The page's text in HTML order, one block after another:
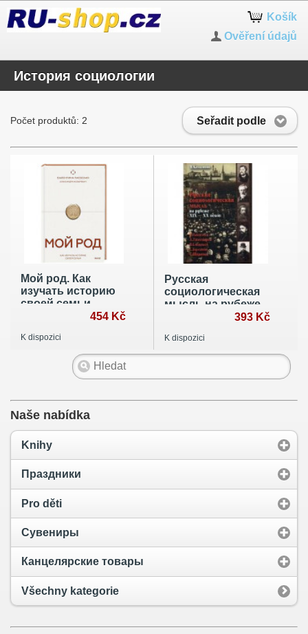
Košík
Ověření údajů
История социологии
Seřadit podle
Počet produktů: 2
Мой род. Как
изучать историю
своей семьи
454 Kč
K dispozici
Русская
социологическая
мысль на рубеже
XIX-XX веков393 Kč
K dispozici
Naše nabídka
Knihy
Праздники
Pro děti
Сувениры
Канцелярские товары
Všechny kategorie